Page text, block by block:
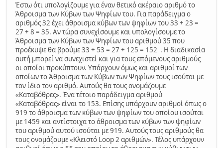
Έστω ότι υπολογίζουμε για έναν θετικό ακέραιο αριθμό το
Άθροισμα των Κύβων των Ψηφίων του. Για παράδειγμα ο
αριθμός 32 έχει άθροισμα κύβων των ψηφίων του 33 + 23 =
27 + 8 = 35. Αν τώρα συνεχίσουμε και υπολογίσουμε το
Άθροισμα των Κύβων των Ψηφίων του αριθμού 35 που
προέκυψε θα βρούμε 33 + 53 = 27 + 125 = 152 . Η διαδικασία
αυτή μπορεί να συνεχιστεί και για τους επόμενους αριθμούς
οι οποίοι προκύπτουν. Υπάρχουν όμως και αριθμοί των
οποίων το Άθροισμα των Κύβων των Ψηφίων τους ισούται με
τον ίδιο τον αριθμό. Αυτούς θα τους ονομάζουμε
«Καταβόθρες». Ένα τέτοιο παράδειγμα αριθμού
«Καταβόθρας» είναι το 153. Επίσης υπάρχουν αριθμοί όπως ο
919 το άθροισμα των κύβων των ψηφίων του οποίου ισούται
με 1459 και αντίστοιχα το άθροισμα των κύβων των ψηφίων
του αριθμού αυτού ισούται με 919. Αυτούς τους αριθμούς θα
τους ονομάζουμε «Κλειστό Loop 2 αριθμών». Τέλος υπάρχουν